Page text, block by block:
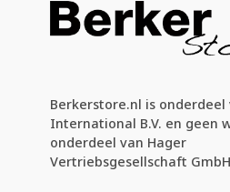
Berkerstore.nl is onderdeel
International B.V. en geen
onderdeel van Hager
Vertriebsgesellschaft GmbH